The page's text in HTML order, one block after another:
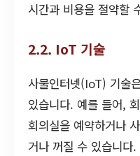
시간과 비용을 절약할
2.2. IoT 기술
사물인터넷(IoT) 기술
있습니다. 예를 들어,
회의실을 예약하거나
거나 꺼질 수 있습니다